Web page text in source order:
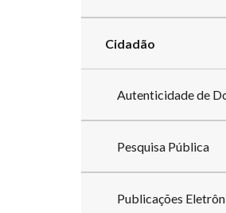
Cidadão
Autenticidade de
Pesquisa Pública
Publicações